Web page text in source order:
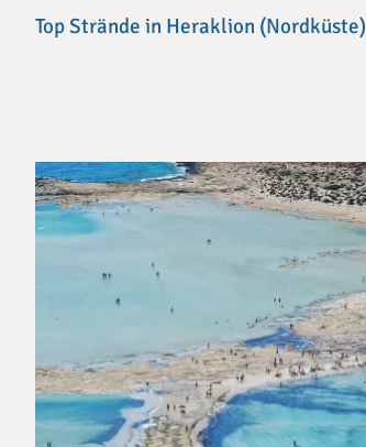
Top Strände in Heraklion (Nordküste)